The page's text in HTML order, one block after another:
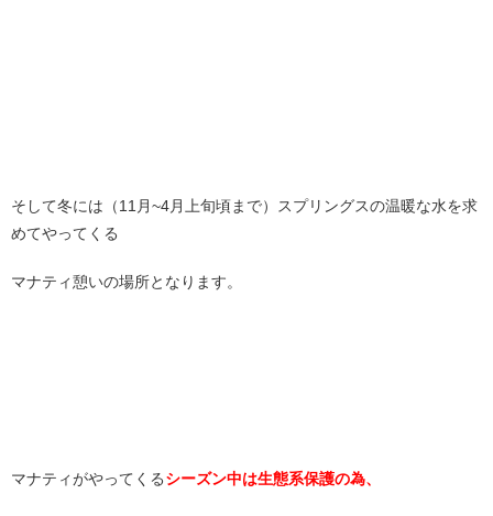
そして冬には（11月~4月上旬頃まで）スプリングスの温暖な水を求
めてやってくる
マナティ憩いの場所となります。
マナティがやってくるシーズン中は生態系保護の為、